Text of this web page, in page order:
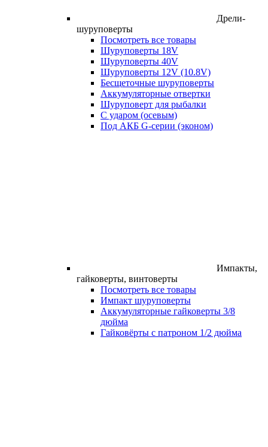
Дрели-
шуруповерты
Посмотреть все товары
Шуруповерты 18V
Шуруповерты 40V
Шуруповерты 12V (10.8V)
Бесщеточные шуруповерты
Аккумуляторные отвертки
Шуруповерт для рыбалки
С ударом (осевым)
Под АКБ G-серии (эконом)
Импакты,
гайковерты, винтоверты
Посмотреть все товары
Импакт шуруповерты
Аккумуляторные гайковерты 3/8
дюйма
Гайковёрты с патроном 1/2 дюйма